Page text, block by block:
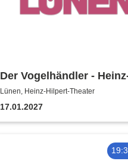
Der Vogelhändler -
Hilpert-Theater
Lünen, Heinz-Hilpert-Theater
17.01.2027